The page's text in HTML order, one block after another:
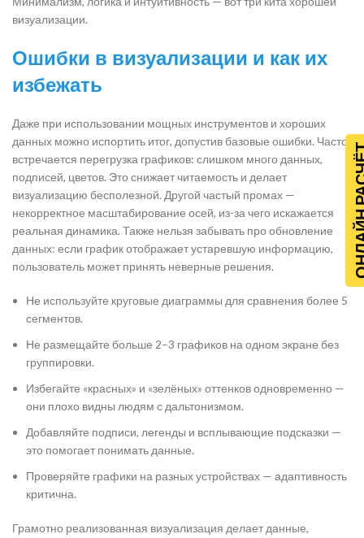
визуализации.
Ошибки в визуализации и как их
избежать
Даже при использовании мощных инструментов и хороших
данных можно испортить итог, допустив базовые ошибки. Часто
встречается перегрузка графиков: слишком много данных,
подписей, цветов. Это снижает читаемость и делает
визуализацию бесполезной. Другой частый промах —
некорректное масштабирование осей, из-за чего искажается
реальная динамика. Также нельзя забывать про обновление
данных: если график отображает устаревшую информацию,
пользователь может принять неверные решения.
Не используйте круговые диаграммы для сравнения более 5
сегментов.
Не размещайте больше 2–3 графиков на одном экране без
группировки.
Избегайте «красных» и «зелёных» оттенков одновременно —
они плохо видны людям с дальтонизмом.
Добавляйте подписи, легенды и всплывающие подсказки —
это помогает понимать данные.
Проверяйте графики на разных устройствах — адаптивность
критична.
Грамотно реализованная визуализация делает данные,